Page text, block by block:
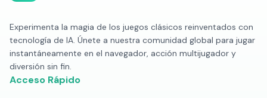
Experimenta la magia de los juegos clásicos reinventados con
tecnología de IA. Únete a nuestra comunidad global para jugar
instantáneamente en el navegador, acción multijugador y
diversión sin fin.
Acceso Rápido